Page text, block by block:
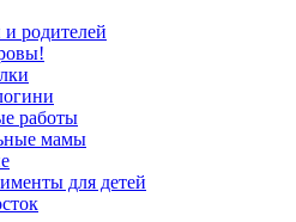
родителей
работы
мамы
для детей